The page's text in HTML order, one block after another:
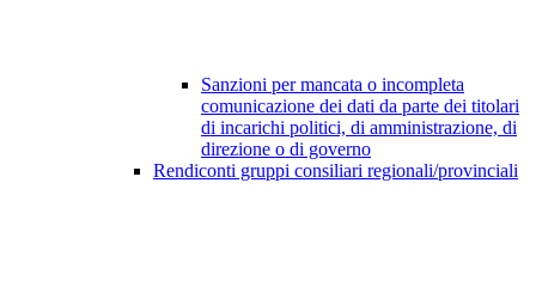
Sanzioni per mancata o incompleta
comunicazione dei dati da parte dei titolari
di incarichi politici, di amministrazione, di
direzione o di governo
Rendiconti gruppi consiliari regionali/provinciali